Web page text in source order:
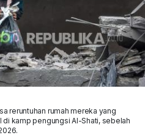
reruntuhan rumah mereka yang
di kamp pengungsi Al-Shati, sebelah